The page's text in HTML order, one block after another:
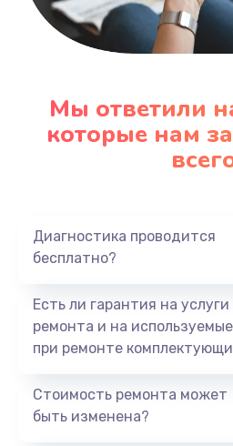
895
1290
890 руб.
Замена
990
Замена
Мы ответили
которые нам
Диагностика проводится
бесплатно?
Есть ли гарантия на услуги
ремонта и на используемые
при ремонте
Стоимость ремонта может
быть изменена?